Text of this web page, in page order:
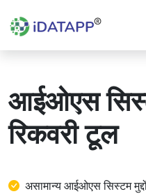
आईओएस
रिकवरी टूल
असामान्य आईओएस सिस्टम